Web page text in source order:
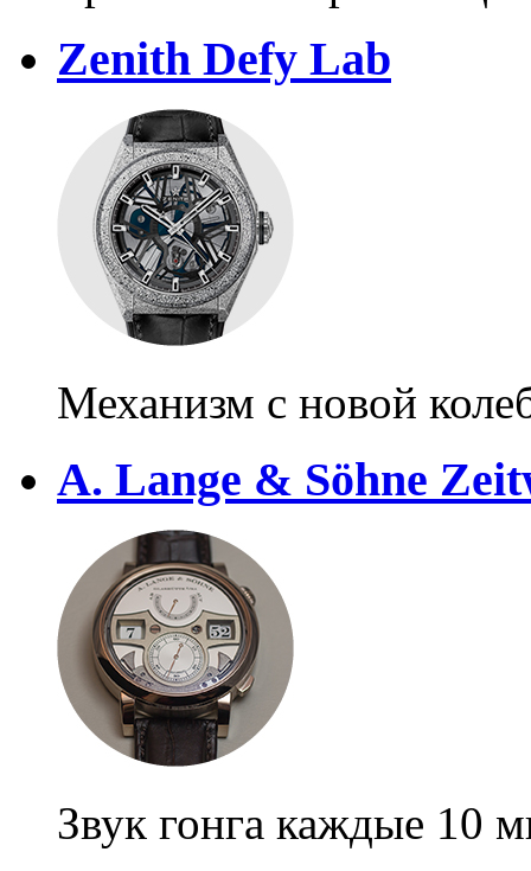
Zenith Defy Lab
Механизм с новой
A. Lange & Söhne
Звук гонга каждые 10